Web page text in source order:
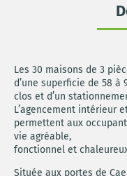
Les 30 maisons de 3
d’une superficie de 58 à
clos et d’un
L’agencement intérieur
permettent aux
vie agréable,
fonctionnel et
Située aux portes de